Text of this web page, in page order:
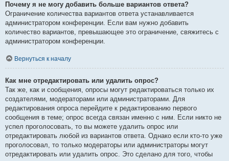
Почему я не могу добавить больше вариантов ответа?
Ограничение количества вариантов ответа устанавливается
администратором конференции. Если вам нужно добавить
количество вариантов, превышающее это ограничение, свяжитесь с
администратором конференции.
Вернуться к началу
Как мне отредактировать или удалить опрос?
Так же, как и сообщения, опросы могут редактироваться только их
создателями, модераторами или администраторами. Для
редактирования опроса перейдите к редактированию первого
сообщения в теме; опрос всегда связан именно с ним. Если никто не
успел проголосовать, то вы можете удалить опрос или
отредактировать любой из вариантов ответа. Однако если кто-то уже
проголосовал, то только модераторы или администраторы могут
отредактировать или удалить опрос. Это сделано для того, чтобы